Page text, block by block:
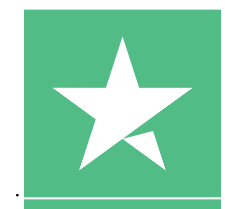
Individuelle Credit-Pakete
Zahlen Sie nach Bedarf mit Download-Credits. Keine
monatliche Verpflichtung erforderlich.
10 00